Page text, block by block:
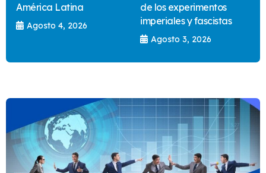
América Latina
Agosto 4, 2026
de los experimentos
imperiales y fascistas
Agosto 3, 2026